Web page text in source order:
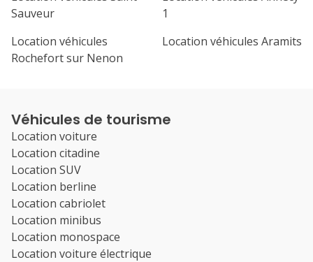
Sauveur
1
Location véhicules
Rochefort sur Nenon
Location véhicules Aramits
Véhicules de tourisme
Location voiture
Location citadine
Location SUV
Location berline
Location cabriolet
Location minibus
Location monospace
Location voiture électrique